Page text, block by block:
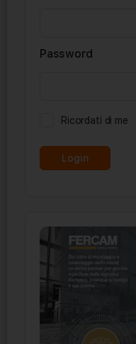
Password
Ricordati di me